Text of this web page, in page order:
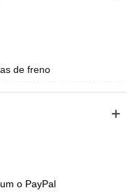
de freno
o PayPal